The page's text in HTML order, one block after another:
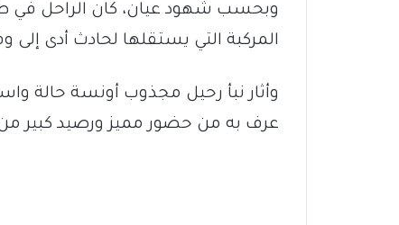
وبحسب شهود عيان، كان الراحل في
المركبة التي يستقلها لحادث أدى إلى
وأثار نبأ رحيل مجذوب أونسة حالة
عرف به من حضور مميز ورصيد كبير من